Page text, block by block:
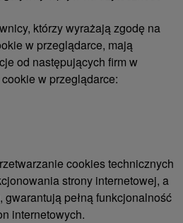
którzy wyrażają zgodę na
w przeglądarce, mają
od następujących firm w
w przeglądarce:
cookies technicznych
strony internetowej, a
gwarantują pełną funkcjonalność
internetowych.